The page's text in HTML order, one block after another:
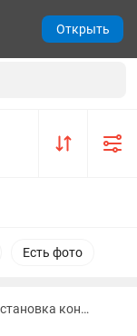
Есть фото
Ремонт заправка установка кондиционеров
Открыть